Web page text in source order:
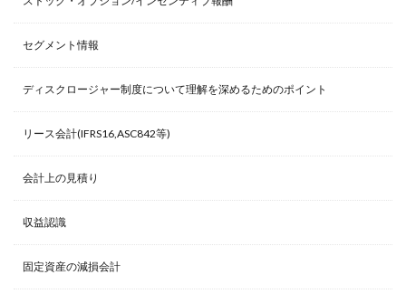
セグメント情報
ディスクロージャー制度について理解を深めるためのポイント
リース会計(IFRS16,ASC842等)
会計上の見積り
収益認識
固定資産の減損会計